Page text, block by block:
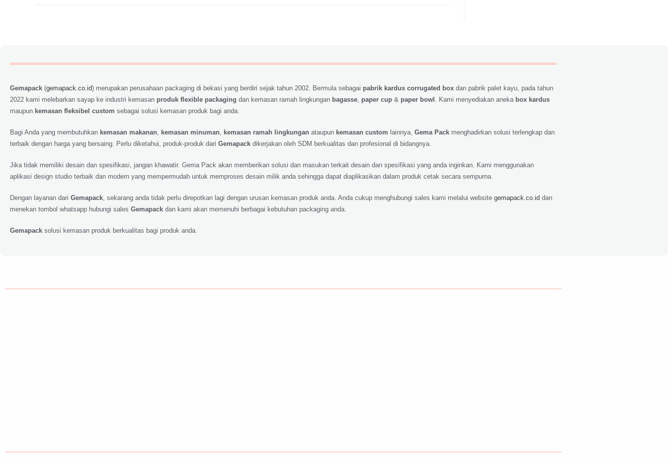
Gemapack (gemapack.co.id) merupakan perusahaan packaging di bekasi yang berdiri sejak tahun 2002. Bermula sebagai pabrik kardus corrugated box dan pabrik palet kayu, pada tahun
2022 kami melebarkan sayap ke industri kemasan produk flexible packaging dan kemasan ramah lingkungan bagasse paper cup & paper bowl . Kami menyediakan aneka box kardus
maupun kemasan fleksibel custom sebagai solusi kemasan produk bagi anda.
Bagi Anda yang membutuhkan kemasan makanan kemasan minuman kemasan ramah lingkungan ataupun kemasan custom lainnya, Gema Pack menghadirkan solusi terlengkap dan
terbaik dengan harga yang bersaing. Perlu diketahui, produk-produk dari Gemapack dikerjakan oleh SDM berkualitas dan profesional di bidangnya.
Jika tidak memiliki desain dan spesifikasi, jangan khawatir. Gema Pack akan memberikan solusi dan masukan terkait desain dan spesifikasi yang anda inginkan. Kami menggunakan
aplikasi design studio terbaik dan modern yang mempermudah untuk memproses desain milik anda sehingga dapat diaplikasikan dalam produk cetak secara sempurna.
Dengan layanan dari Gemapack , sekarang anda tidak perlu direpotkan lagi dengan urusan kemasan produk anda. Anda cukup menghubungi sales kami melalui website gemapack.co.id dan
menekan tombol whatsapp hubungi sales Gemapack dan kami akan memenuhi berbagai kebutuhan packaging anda.
Gemapack solusi kemasan produk berkualitas bagi produk anda.